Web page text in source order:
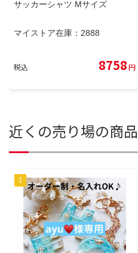
サッカーシャツ Mサイズ
マイストア在庫： 2888
税込 8758円
近くの売り場の商品